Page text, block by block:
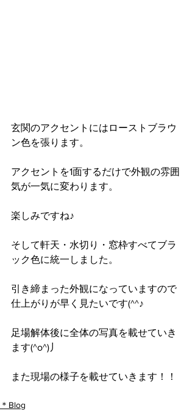
玄関のアクセントにはローストブラウ
ン色を張ります。
アクセントを1面するだけで外観の雰囲
気が一気に変わります。
楽しみですね♪
そして軒天・水切り・窓枠すべてブラ
ック色に統一しました。
引き締まった外観になっていますので
仕上がりが早く見たいです(^^♪
足場解体後に全体の写真を載せていき
ます(^o^)丿
また現場の様子を載せていきます！！
＊Blog